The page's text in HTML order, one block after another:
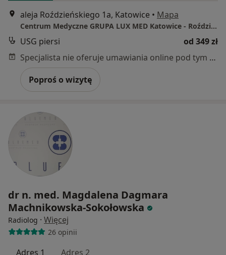
aleja Roździeńskiego 1a, Katowice • Mapa
Centrum Medyczne GRUPA LUX MED Katowice - Roździeńskiego 1A
USG piersi
od 349 zł
Specjalista nie oferuje umawiania online pod tym adresem.
Poproś o wizytę
dr n. med. Magdalena Dagmara
Machnikowska-Sokołowska
Radiolog · Więcej
26 opinii
Adres 1 Adres 2